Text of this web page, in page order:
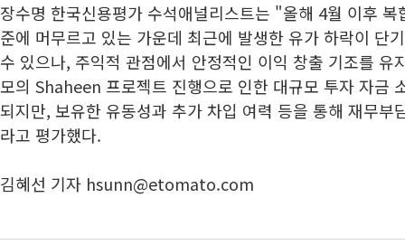
장수명 한국신용평가 수석애널리스트는 "올해 4월 이후
준에 머무르고 있는 가운데 최근에 발생한 유가 하락이 단
수 있으나, 주익적 관점에서 안정적인 이익 창출 기조를
모의 Shaheen 프로젝트 진행으로 인한 대규모 투자 자금
되지만, 보유한 유동성과 추가 차입 여력 등을 통해 재무부
라고 평가했다.
김혜선 기자 hsunn@etomato.com